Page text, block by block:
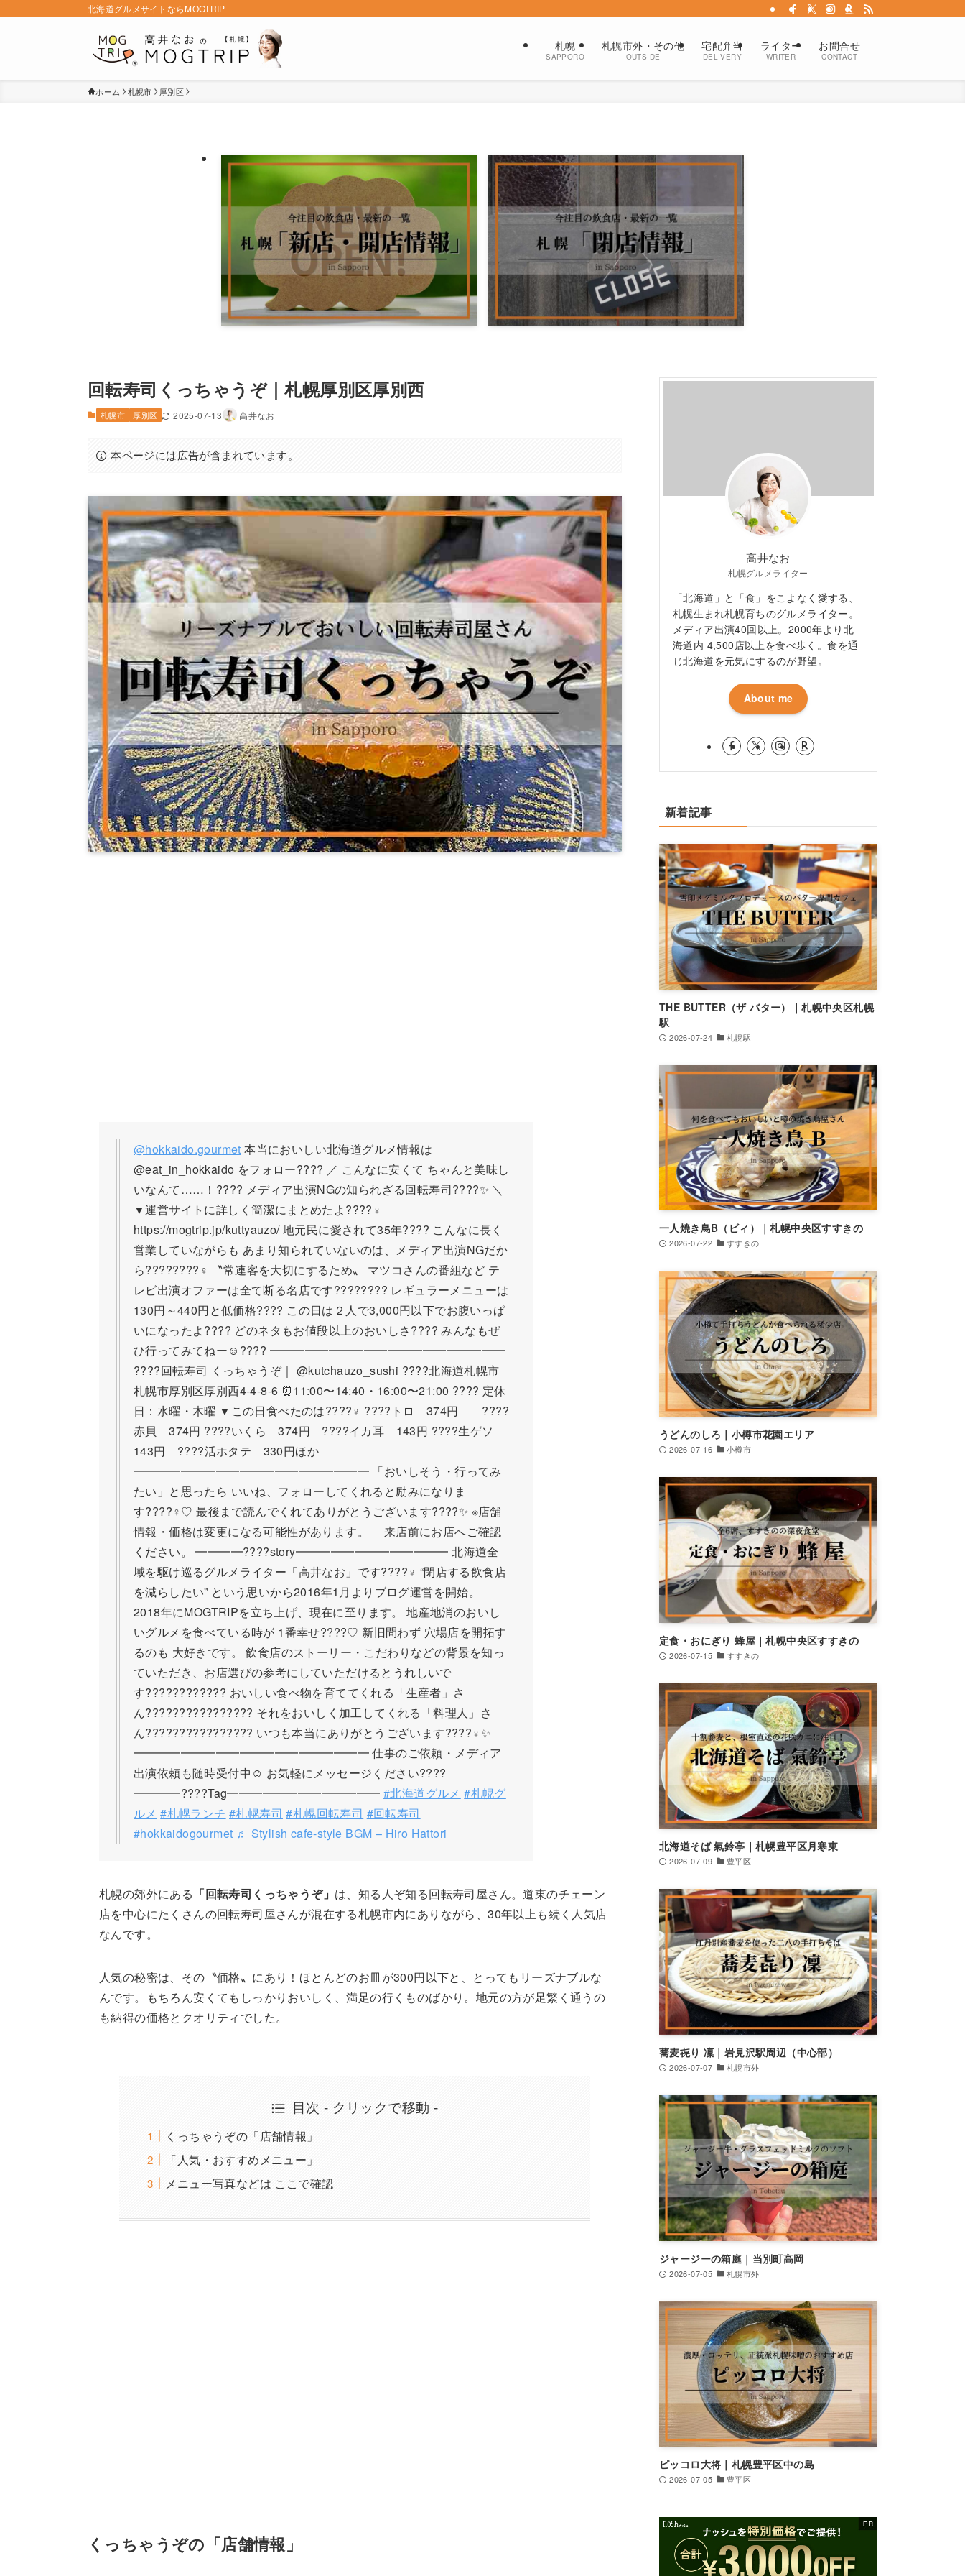
北海道グルメサイトならMOGTRIP
札幌
SAPPORO
札幌市外・その他
OUTSIDE
宅配弁当
DELIVERY
ライター
WRITER
お問合せ
CONTACT
ホーム 札幌市 厚別区
回転寿司くっちゃうぞ｜札幌厚別区厚別西
札幌市 厚別区 2025-07-13 高井なお
本ページには広告が含まれています。
@hokkaido.gourmet 本当においしい北海道グルメ情報は
@eat_in_hokkaido をフォロー???? ／ こんなに安くて ちゃんと美味し
いなんて……！???? メディア出演NGの知られざる回転寿司????✨ ＼
▼運営サイトに詳しく簡潔にまとめたよ????‍♀️
https://mogtrip.jp/kuttyauzo/ 地元民に愛されて35年???? こんなに長く
営業していながらも あまり知られていないのは、メディア出演NGだか
ら????????‍♀️ 〝常連客を大切にするため〟 マツコさんの番組など テ
レビ出演オファーは全て断る名店です???????? レギュラーメニューは
130円～440円と低価格???? この日は２人で3,000円以下でお腹いっぱ
いになったよ???? どのネタもお値段以上のおいしさ???? みんなもぜ
ひ行ってみてねー☺️???? ━━━━━━━━━━━━━━━━━━━━
????回転寿司 くっちゃうぞ｜ @kutchauzo_sushi ????北海道札幌市
札幌市厚別区厚別西4-4-8-6 ⏰11:00〜14:40・16:00〜21:00 ???? 定休
日：水曜・木曜 ▼この日食べたのは????‍♀️ ????トロ 374円 ????
赤貝 374円 ????いくら 374円 ????イカ耳 143円 ????生ゲソ
143円 ????活ホタテ 330円ほか
━━━━━━━━━━━━━━━━━━━━ 「おいしそう・行ってみ
たい」と思ったら いいね、フォローしてくれると励みになりま
す????‍♀️♡ 最後まで読んでくれてありがとうございます????✨ ※店舗
情報・価格は変更になる可能性があります。 来店前にお店へご確認
ください。 ━━━━????story━━━━━━━━━━━━━ 北海道全
域を駆け巡るグルメライター「高井なお」です????‍♀️ “閉店する飲食店
を減らしたい” という思いから2016年1月よりブログ運営を開始。
2018年にMOGTRIPを立ち上げ、現在に至ります。 地産地消のおいし
いグルメを食べている時が 1番幸せ????♡ 新旧問わず 穴場店を開拓す
るのも 大好きです。 飲食店のストーリー・こだわりなどの背景を知っ
ていただき、お店選びの参考にしていただけるとうれしいで
す???????????? おいしい食べ物を育ててくれる「生産者」さ
ん????‍????????‍???? それをおいしく加工してくれる「料理人」さ
ん????‍????????‍???? いつも本当にありがとうございます????‍♀️✨
━━━━━━━━━━━━━━━━━━━━ 仕事のご依頼・メディア
出演依頼も随時受付中☺️ お気軽にメッセージください????
━━━━????Tag━━━━━━━━━━━━━ #北海道グルメ #札幌グ
ルメ #札幌ランチ #札幌寿司 #札幌回転寿司 #回転寿司
#hokkaidogourmet ♬ Stylish cafe-style BGM – Hiro Hattori
札幌の郊外にある 「回転寿司くっちゃうぞ」 は、知る人ぞ知る回転寿司屋さん。道東のチェーン
店を中心にたくさんの回転寿司屋さんが混在する札幌市内にありながら、30年以上も続く人気店
なんです。
人気の秘密は、その〝価格〟にあり！ほとんどのお皿が300円以下と、とってもリーズナブルな
んです。もちろん安くてもしっかりおいしく、満足の行くものばかり。地元の方が足繁く通うの
も納得の価格とクオリティでした。
目次 - クリックで移動 -
くっちゃうぞの「店舗情報」
「人気・おすすめメニュー」
メニュー写真などは ここで確認
くっちゃうぞの「店舗情報」
高井なお
札幌グルメライター
「北海道」と「食」をこよなく愛する、
札幌生まれ札幌育ちのグルメライター。
メディア出演40回以上。2000年より北
海道内 4,500店以上を食べ歩く。食を通
じ北海道を元気にするのが野望。
About me
新着記事
THE BUTTER（ザ バター）｜札幌中央区札幌
駅
2026-07-24 札幌駅
一人焼き鳥B（ビィ）｜札幌中央区すすきの
2026-07-22 すすきの
うどんのしろ｜小樽市花園エリア
2026-07-16 小樽市
定食・おにぎり 蜂屋｜札幌中央区すすきの
2026-07-15 すすきの
北海道そば 氣鈴亭｜札幌豊平区月寒東
2026-07-09 豊平区
蕎麦㐂り 凜｜岩見沢駅周辺（中心部）
2026-07-07 札幌市外
ジャージーの箱庭｜当別町高岡
2026-07-05 札幌市外
ピッコロ大将｜札幌豊平区中の島
2026-07-05 豊平区